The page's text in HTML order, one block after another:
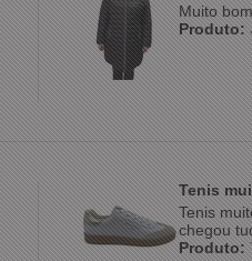
Muito
Produto:
Tenis
Tenis
chegou
Produto: